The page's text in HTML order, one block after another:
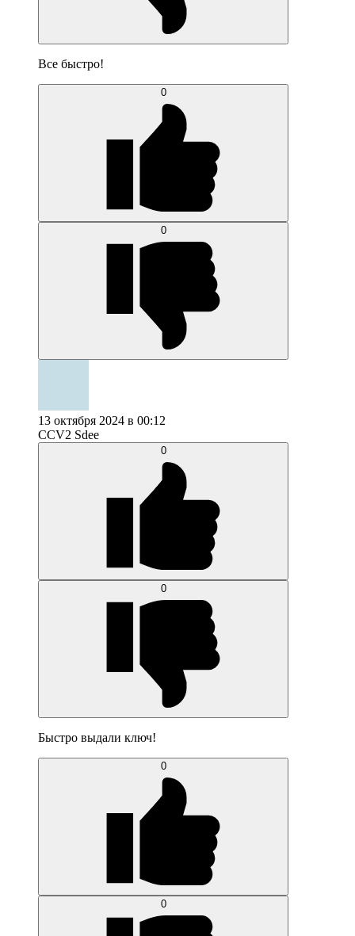
Все быстро!
0
0
13 октября 2024 в 00:12
CCV2 Sdee
0
0
Быстро выдали ключ!
0
0